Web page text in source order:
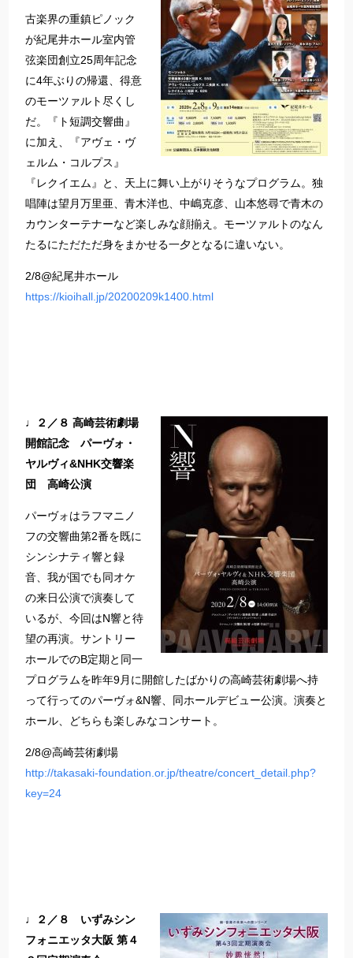
古楽界の重鎮ピノック
が紀尾井ホール室内管
弦楽団創立25周年記念
に4年ぶりの帰還、得意
のモーツァルト尽くし
だ。『ト短調交響曲』
に加え、『アヴェ・ヴ
ェルム・コルプス』
『レクイエム』と、天上に舞い上がりそうなプログラム。独
唱陣は望月万里亜、青木洋也、中嶋克彦、山本悠尋で青木の
カウンターテナーなど楽しみな顔揃え。モーツァルトのなん
たるにただただ身をまかせる一夕となるに違いない。
2/8@紀尾井ホール
https://kioihall.jp/20200209k1400.html
♩２／８ 高崎芸術劇場
開館記念 パーヴォ・
ヤルヴィ&NHK交響楽
団 高崎公演
パーヴォはラフマニノ
フの交響曲第2番を既に
シンシナティ響と録
音、我が国でも同オケ
の来日公演で演奏して
いるが、今回はN響と待
望の再演。サントリー
ホールでのB定期と同一
プログラムを昨年9月に開館したばかりの高崎芸術劇場へ持
って行ってのパーヴォ&N響、同ホールデビュー公演。演奏と
ホール、どちらも楽しみなコンサート。
2/8@高崎芸術劇場
http://takasaki-foundation.or.jp/theatre/concert_detail.php?
key=24
♩２／８ いずみシン
フォニエッタ大阪 第４